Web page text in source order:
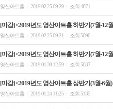
영산아트홀 2019.02.25 09:29 조회 4871
[마감] <2019년도 영산아트홀 하반기(7월-12
영산아트홀 2019.02.25 09:21 조회 5090
[마감] <2019년도 영산아트홀 하반기(7월-12
영산아트홀 2019.01.30 12:59 조회 5037
[마감] <2019년도 영산아트홀 상반기(3월-6월
영산아트홀 2019.01.24 11:25 조회 5135